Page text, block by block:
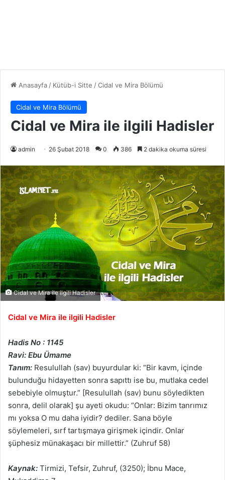
Anasayfa/ Kütüb-i Sitte /Cidal ve Mira Bölümü
Cidal ve Mira Bölümü
Cidal ve Mira ile ilgili Hadisler
admin 26 Şubat 2018 0 386 2 dakika okuma süresi
Cidal ve Mira ile ilgili Hadisler
Cidal ve Mira ile ilgili Hadisler
Hadis No : 1145
Ravi: Ebu Ümame
Tanım: Resulullah (sav) buyurdular ki: “Bir kavm, içinde
bulunduğu hidayetten sonra sapıttı ise bu, mutlaka cedel
sebebiyle olmuştur.” [Resulullah (sav) bunu söyledikten
sonra, delil olarak] şu ayeti okudu: “Onlar: Bizim tanrımız
mı yoksa O mu daha iyidir? dediler. Sana böyle
söylemeleri, sırf tartışmaya girişmek içindir. Onlar
şüphesiz münakaşacı bir millettir.” (Zuhruf 58)
Kaynak: Tirmizi, Tefsir, Zuhruf, (3250); İbnu Mace,